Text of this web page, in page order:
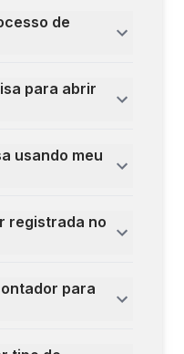
de
para abrir
usando meu
registrada no
para